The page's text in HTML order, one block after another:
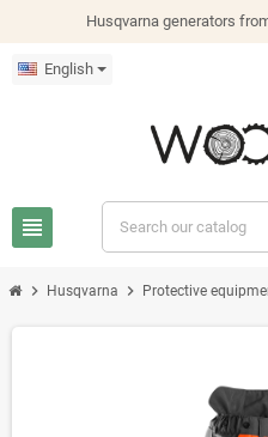
Husqvarna generators
English
view_headline
chevron_right Husqvarna chevron_right Protective